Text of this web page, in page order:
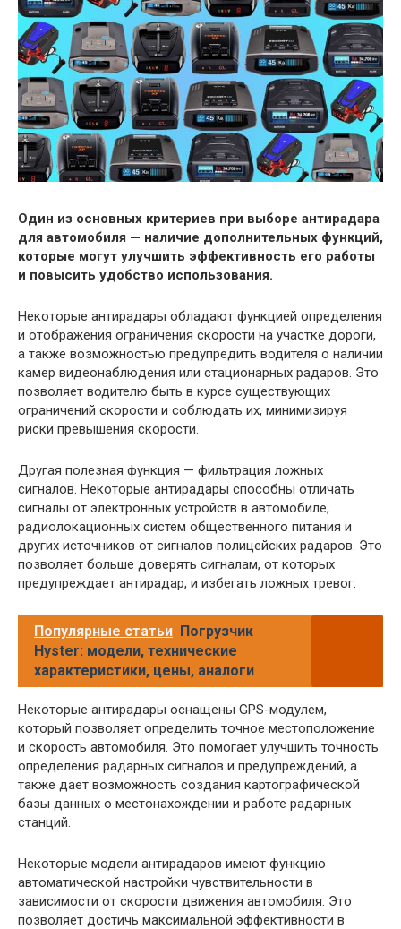
Один из основных критериев при выборе антирадара
для автомобиля — наличие дополнительных функций,
которые могут улучшить эффективность его работы
и повысить удобство использования.
Некоторые антирадары обладают функцией определения
и отображения ограничения скорости на участке дороги,
а также возможностью предупредить водителя о наличии
камер видеонаблюдения или стационарных радаров. Это
позволяет водителю быть в курсе существующих
ограничений скорости и соблюдать их, минимизируя
риски превышения скорости.
Другая полезная функция — фильтрация ложных
сигналов. Некоторые антирадары способны отличать
сигналы от электронных устройств в автомобиле,
радиолокационных систем общественного питания и
других источников от сигналов полицейских радаров. Это
позволяет больше доверять сигналам, от которых
предупреждает антирадар, и избегать ложных тревог.
Популярные статьи Погрузчик
Hyster: модели, технические
характеристики, цены, аналоги
Некоторые антирадары оснащены GPS-модулем,
который позволяет определить точное местоположение
и скорость автомобиля. Это помогает улучшить точность
определения радарных сигналов и предупреждений, а
также дает возможность создания картографической
базы данных о местонахождении и работе радарных
станций.
Некоторые модели антирадаров имеют функцию
автоматической настройки чувствительности в
зависимости от скорости движения автомобиля. Это
позволяет достичь максимальной эффективности в